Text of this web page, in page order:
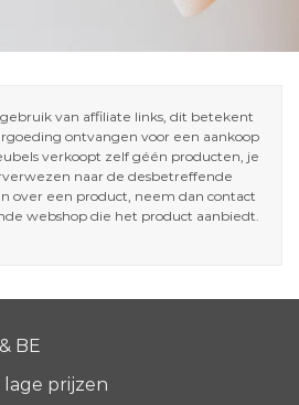
van affiliate links, dit betekent
ontvangen voor een aankoop
verkoopt zelf géén producten, je
naar de desbetreffende
over een product, neem dan contact
webshop die het product aanbiedt.
BE
prijzen